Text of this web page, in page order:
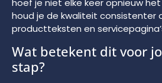
houd je de kwaliteit consistenter
productteksten en
Wat betekent dit voor
stap?